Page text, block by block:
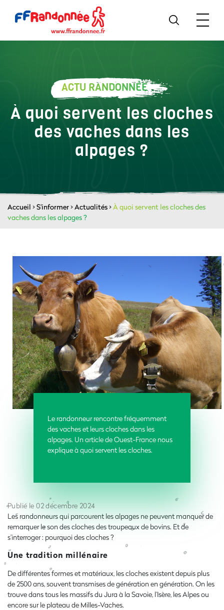
ACTU RANDONNÉE
À quoi servent les cloches
des vaches dans les
alpages ?
Accueil >S'informer>Actualités>À quoi servent les cloches des
vaches dans les alpages ?
Le randonneur rencontre fréquemment
des vaches et leurs cloches dans les
alpages. Un article de Ouest-France nous
explique à quoi servent les cloches.
Publié le 02 décembre 2024
Les randonneurs qui parcourent les alpages ne peuvent manquer de
remarquer le son des cloches des troupeaux de bovins. Et de
s’interroger : pourquoi des cloches ?
Une tradition millénaire
De différentes formes et matériaux, les cloches existent depuis plus
de 2500 ans, souvent transmises de génération en génération. On les
trouve dans tous les massifs du Jura à la Savoie, l’Isère, les Alpes ou
encore sur le plateau de Milles-Vaches.